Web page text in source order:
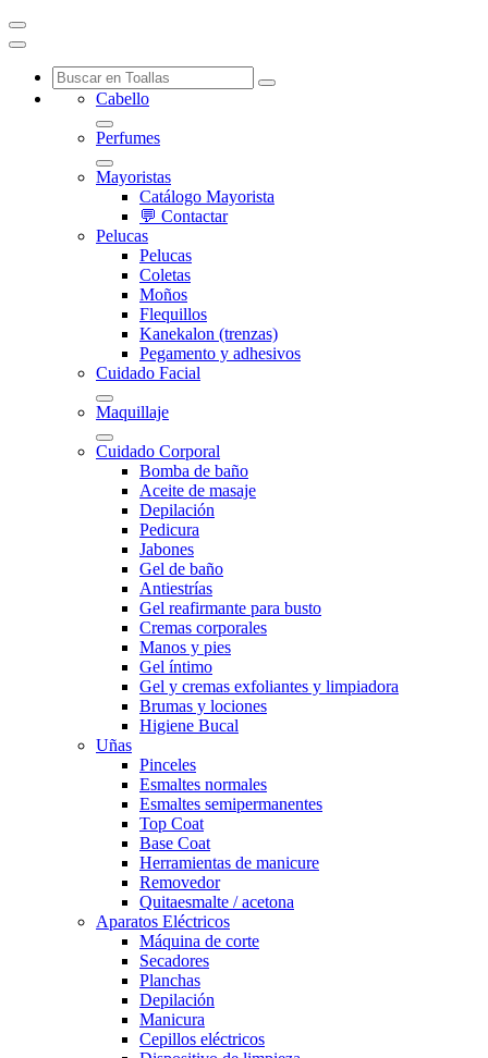
Cabello
Perfumes
Mayoristas
Catálogo Mayorista
💬 Contactar
Pelucas
Pelucas
Coletas
Moños
Flequillos
Kanekalon (trenzas)
Pegamento y adhesivos
Cuidado Facial
Maquillaje
Cuidado Corporal
Bomba de baño
Aceite de masaje
Depilación
Pedicura
Jabones
Gel de baño
Antiestrías
Gel reafirmante para busto
Cremas corporales
Manos y pies
Gel íntimo
Gel y cremas exfoliantes y limpiadora
Brumas y lociones
Higiene Bucal
Uñas
Pinceles
Esmaltes normales
Esmaltes semipermanentes
Top Coat
Base Coat
Herramientas de manicure
Removedor
Quitaesmalte / acetona
Aparatos Eléctricos
Máquina de corte
Secadores
Planchas
Depilación
Manicura
Cepillos eléctricos